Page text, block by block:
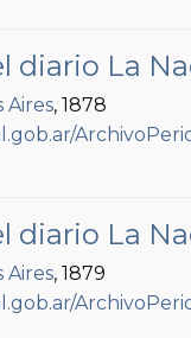
diario La
Aires, 1878
diario La
Aires, 1879